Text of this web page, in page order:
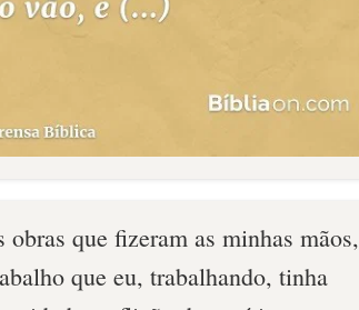
obras que fizeram as minhas mãos,
que eu, trabalhando, tinha